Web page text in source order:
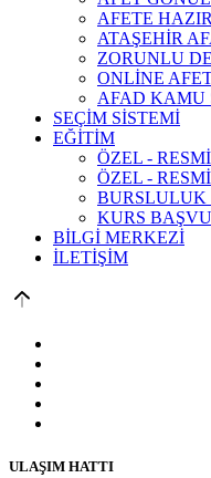
AFETE
ATAŞEHİR
ZORUNLU
ONLİNE
AFAD KAMU
SEÇİM SİSTEMİ
EĞİTİM
ÖZEL -
ÖZEL -
KURS
BİLGİ MERKEZİ
İLETİŞİM
ULAŞIM HATTI